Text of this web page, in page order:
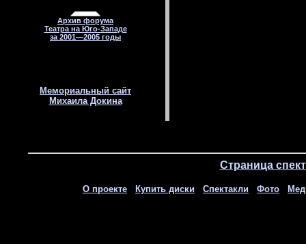
Архив форума
Театра на Юго-Западе
за 2001—2005 годы
Мемориальный сайт
Михаила Докина
Страница
О проекте Купить диски Спектакли Фото